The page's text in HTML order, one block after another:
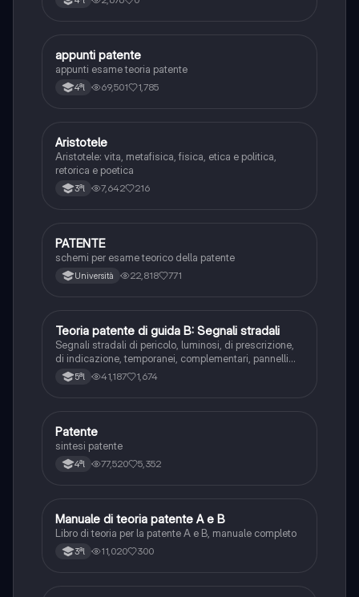
AAltro
appunti patente
appunti esame teoria patente
4ªl 69,501 1,785
Filosofia
Aristotele
Aristotele: vita, metafisica, fisica, etica e politica,
retorica e poetica
3ªl 7,642 216
Altro
PATENTE
schemi per esame teorico della patente
Università 22,818 771
TEd. civ.
Teoria patente di guida B: Segnali stradali
Segnali stradali di pericolo, luminosi, di prescrizione,
di indicazione, temporanei, complementari, pannelli
integrativi, segnaletica orizzontale, segnalazioni
agenti del traffico, distanza di visibilità per l‘arresto,
5ªl 41,187 1,674
PAltro
Patente
sintesi patente
4ªl 77,520 5,352
Italiano
Manuale di teoria patente A e B
Libro di teoria per la patente A e B, manuale completo
3ªl 11,020 300